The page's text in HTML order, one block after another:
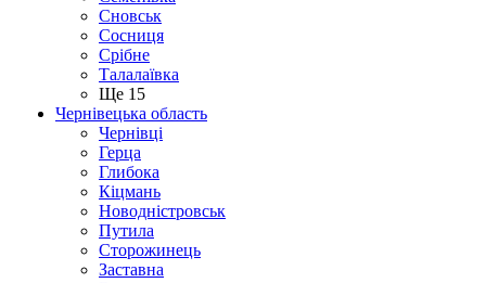
Сновськ
Сосниця
Срібне
Талалаївка
Ще 15
Чернівецька область
Чернівці
Герца
Глибока
Кіцмань
Новодністровськ
Путила
Сторожинець
Заставна